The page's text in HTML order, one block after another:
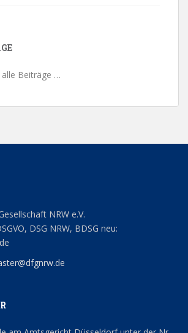
Beiträge …
NRW e.V.
DSG NRW, BDSG neu: